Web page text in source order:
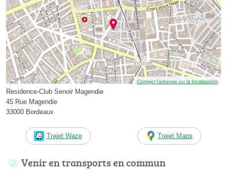
Corriger l’adresse ou la localisation
Residence-Club Senoir Magendie
45 Rue Magendie
33000 Bordeaux
Trajet Waze Trajet Maps
Venir en transports en commun